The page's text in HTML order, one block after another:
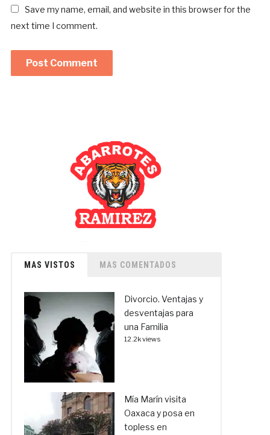
Save my name, email, and website in this browser for the
next time I comment.
MAS VISTOS MAS COMENTADOS
Divorcio. Ventajas y
desventajas para
una Familia
12.2k views
Mía Marín visita
Oaxaca y posa en
topless en